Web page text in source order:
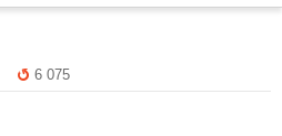
6 075